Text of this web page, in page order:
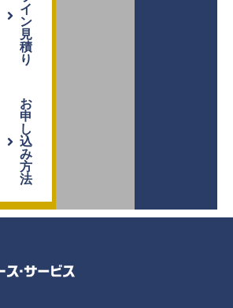
イ
ン
見
積
り
お
申
し
込
み
方
法